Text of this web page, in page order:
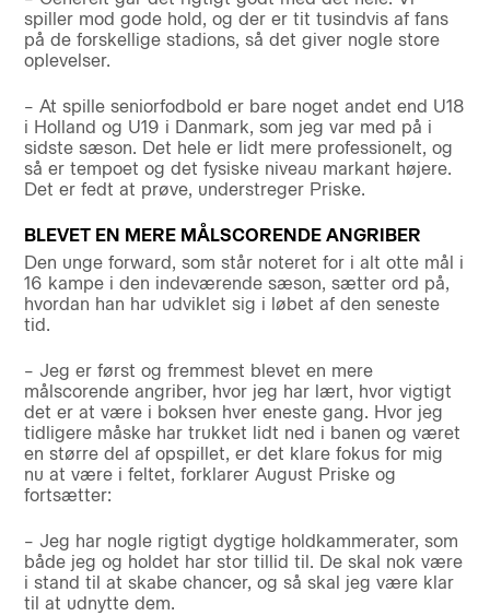
spiller mod gode hold, og der er tit tusindvis af fans
på de forskellige stadions, så det giver nogle store
oplevelser.
– At spille seniorfodbold er bare noget andet end U18
i Holland og U19 i Danmark, som jeg var med på i
sidste sæson. Det hele er lidt mere professionelt, og
så er tempoet og det fysiske niveau markant højere.
Det er fedt at prøve, understreger Priske.
BLEVET EN MERE MÅLSCORENDE ANGRIBER
Den unge forward, som står noteret for i alt otte mål i
16 kampe i den indeværende sæson, sætter ord på,
hvordan han har udviklet sig i løbet af den seneste
tid.
– Jeg er først og fremmest blevet en mere
målscorende angriber, hvor jeg har lært, hvor vigtigt
det er at være i boksen hver eneste gang. Hvor jeg
tidligere måske har trukket lidt ned i banen og været
en større del af opspillet, er det klare fokus for mig
nu at være i feltet, forklarer August Priske og
fortsætter:
– Jeg har nogle rigtigt dygtige holdkammerater, som
både jeg og holdet har stor tillid til. De skal nok være
i stand til at skabe chancer, og så skal jeg være klar
til at udnytte dem.